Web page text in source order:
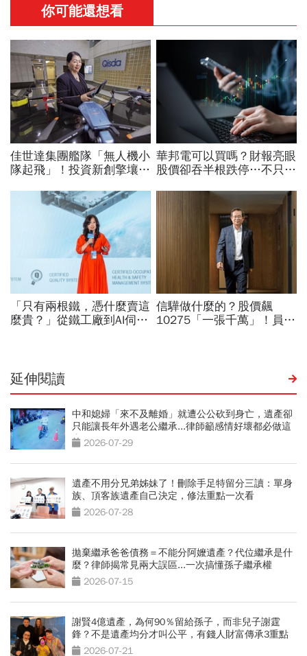
延伸閱讀
中和媳婦「來不及離婚」就遭公公砍到身亡，遺產卻
只能讓長年外遇老公繼承...律師籲感情好壞都必做這
事 2026-07-29
遺產不用分兄弟姊妹了！刪除手足特留分三讀：單身
族、頂客族遺產自己決定，修法重點一次看
2026-07-28
拋棄繼承爸爸債務＝不能分阿嬤遺產？代位繼承是什
麼？律師揭常見兩大誤區...一次搞懂孫子繼承權
2026-07-15
謝賢4億遺產，為何90％留給孫子，而非兒子謝霆
鋒？不是遺產均分才叫公平，有錢人財富傳承3重點
2026-07-21